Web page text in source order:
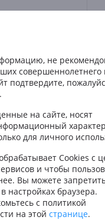
? Сухое
& Fils Sylvaner Alsace AOC
не
совершеннолетнего
подтвердите,
на сайте, носят
для личного
Cookies с
и чтобы
Вы можете
настройках браузера.
с политикой
на этой странице.